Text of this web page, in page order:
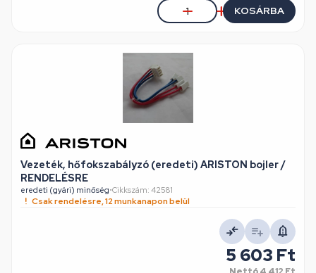
KOSÁRBA
Vezeték, hőfokszabályzó (eredeti) ARISTON bojler /
RENDELÉSRE
eredeti (gyári) minőség•Cikkszám: 42581
Csak rendelésre, 12 munkanapon belül
5 603 Ft